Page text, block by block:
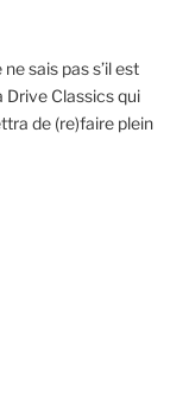
sais pas s’il est
Drive Classics qui
de (re)faire plein